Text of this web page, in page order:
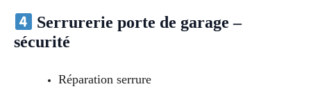
Serrurerie porte de garage –
sécurité
Réparation serrure